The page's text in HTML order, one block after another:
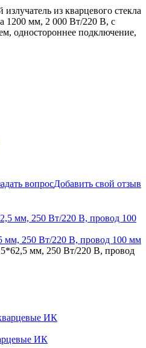
из кварцевого стекла
1200 мм, 2 000 Вт/220 В, с
одностороннее подключение,
вопросДобавить свой отзыв
мм, 250 Вт/220 В, провод 100 мм
мм, 250 Вт/220 В, провод
ИК